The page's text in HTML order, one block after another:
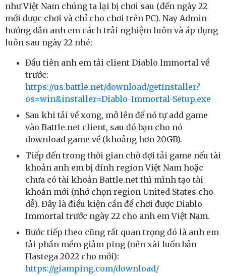
như Việt Nam chúng ta lại bị chơi sau (đến ngày 22
mới được chơi và chỉ cho chơi trên PC). Nay Admin
hướng dẫn anh em cách trải nghiệm luôn và áp dụng
luôn sau ngày 22 nhé:
Đầu tiên anh em tải client Diablo Immortal về
trước:
https://us.battle.net/download/getInstaller?
os=win&installer=Diablo-Immortal-Setup.exe
Sau khi tải về xong, mở lên để nó tự add game
vào Battle.net client, sau đó bạn cho nó
download game về (khoảng hơn 20GB).
Tiếp đến trong thời gian chờ đợi tải game nếu tài
khoản anh em bị dính region Việt Nam hoặc
chưa có tài khoản Battle.net thì mình tạo tài
khoản mới (nhớ chọn region United States cho
dễ). Đây là điều kiện cần để chơi được Diablo
Immortal trước ngày 22 cho anh em Việt Nam.
Bước tiếp theo cũng rất quan trọng đó là anh em
tải phần mềm giảm ping (nên xài luốn bản
Hastega 2022 cho mới):
https://giamping.com/download/